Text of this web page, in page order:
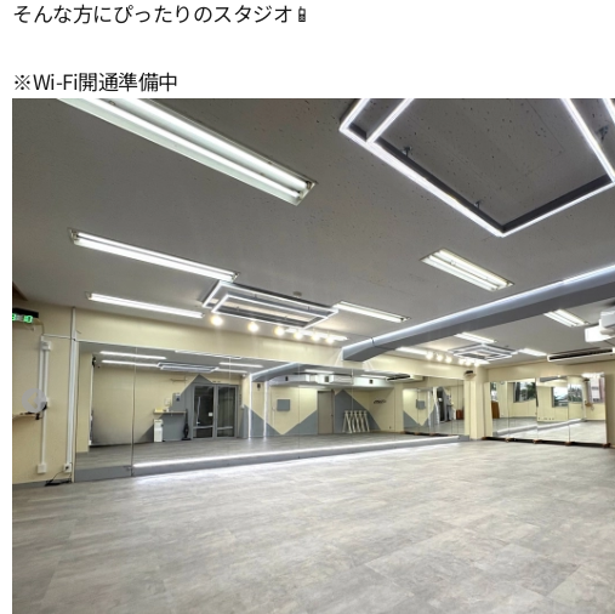
15:00
16:00
16:30
17:00
17:30
18:00
そんな方にぴったりのスタジオ📱
※Wi-Fi開通準備中